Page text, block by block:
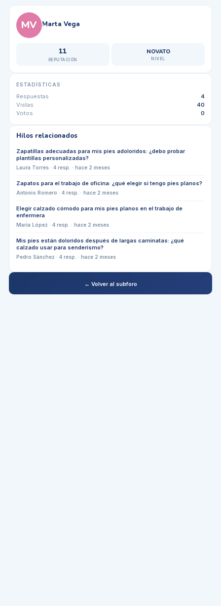
MV Marta Vega
11
REPUTACIÓN
NOVATO
NIVEL
ESTADÍSTICAS
Respuestas
4
Vistas
40
Votos
0
Hilos relacionados
Zapatillas adecuadas para mis pies adoloridos: ¿debo probar
plantillas personalizadas?
Laura Torres· 4resp. · hace 2 meses
Zapatos para el trabajo de oficina: ¿qué elegir si tengo pies planos?
Antonio Romero · 4resp. · hace 2 meses
Elegir calzado cómodo para mis pies planos en el trabajo de
enfermera
María López · 4resp. · hace 2 meses
Mis pies están doloridos después de largas caminatas: ¿qué
calzado usar para senderismo?
Pedro Sánchez · 4resp. · hace 2 meses
← Volver al subforo